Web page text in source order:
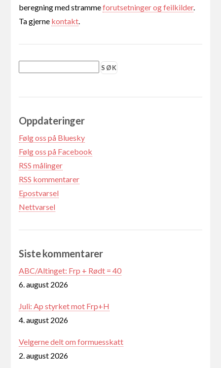
beregning med strammeforutsetninger og feilkilder.
Ta gjerne kontakt.
Oppdateringer
Følg oss på Bluesky
Følg oss på Facebook
RSS målinger
RSS kommentarer
Epostvarsel
Nettvarsel
Siste kommentarer
ABC/Altinget: Frp + Rødt = 40
6. august 2026
Juli: Ap styrket mot Frp+H
4. august 2026
Velgerne delt om formuesskatt
2. august 2026